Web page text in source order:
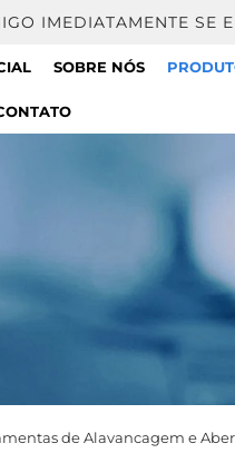
IMEDIATAMENTE SE
SOBRE NÓS
de Alavancagem e